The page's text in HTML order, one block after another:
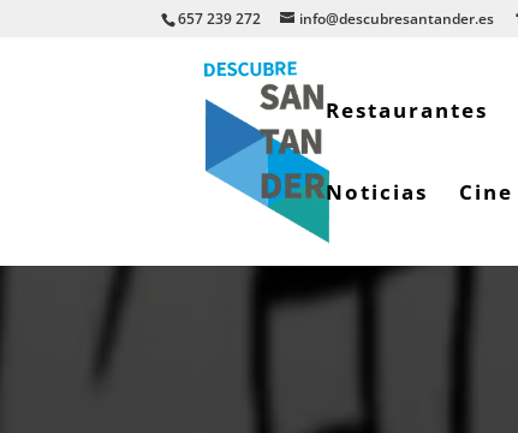
657 239 272 info@descubresantander.es
Restaurantes
Noticias Cine